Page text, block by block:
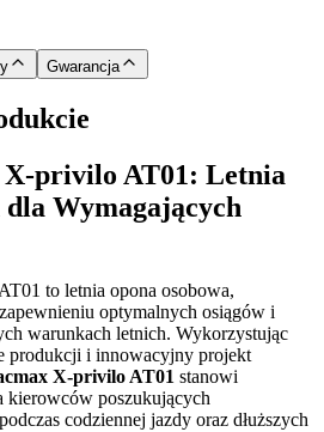
Gwarancja
X-privilo AT01: Letnia
dla Wymagających
to letnia opona osobowa,
optymalnych osiągów i
warunkach letnich. Wykorzystując
produkcji i innowacyjny projekt
X-privilo AT01 stanowi
kierowców poszukujących
codziennej jazdy oraz dłuższych